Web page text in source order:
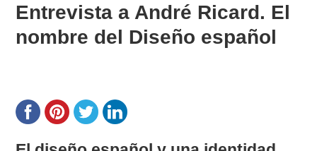
Entrevista a André Ricard. El
nombre del Diseño español